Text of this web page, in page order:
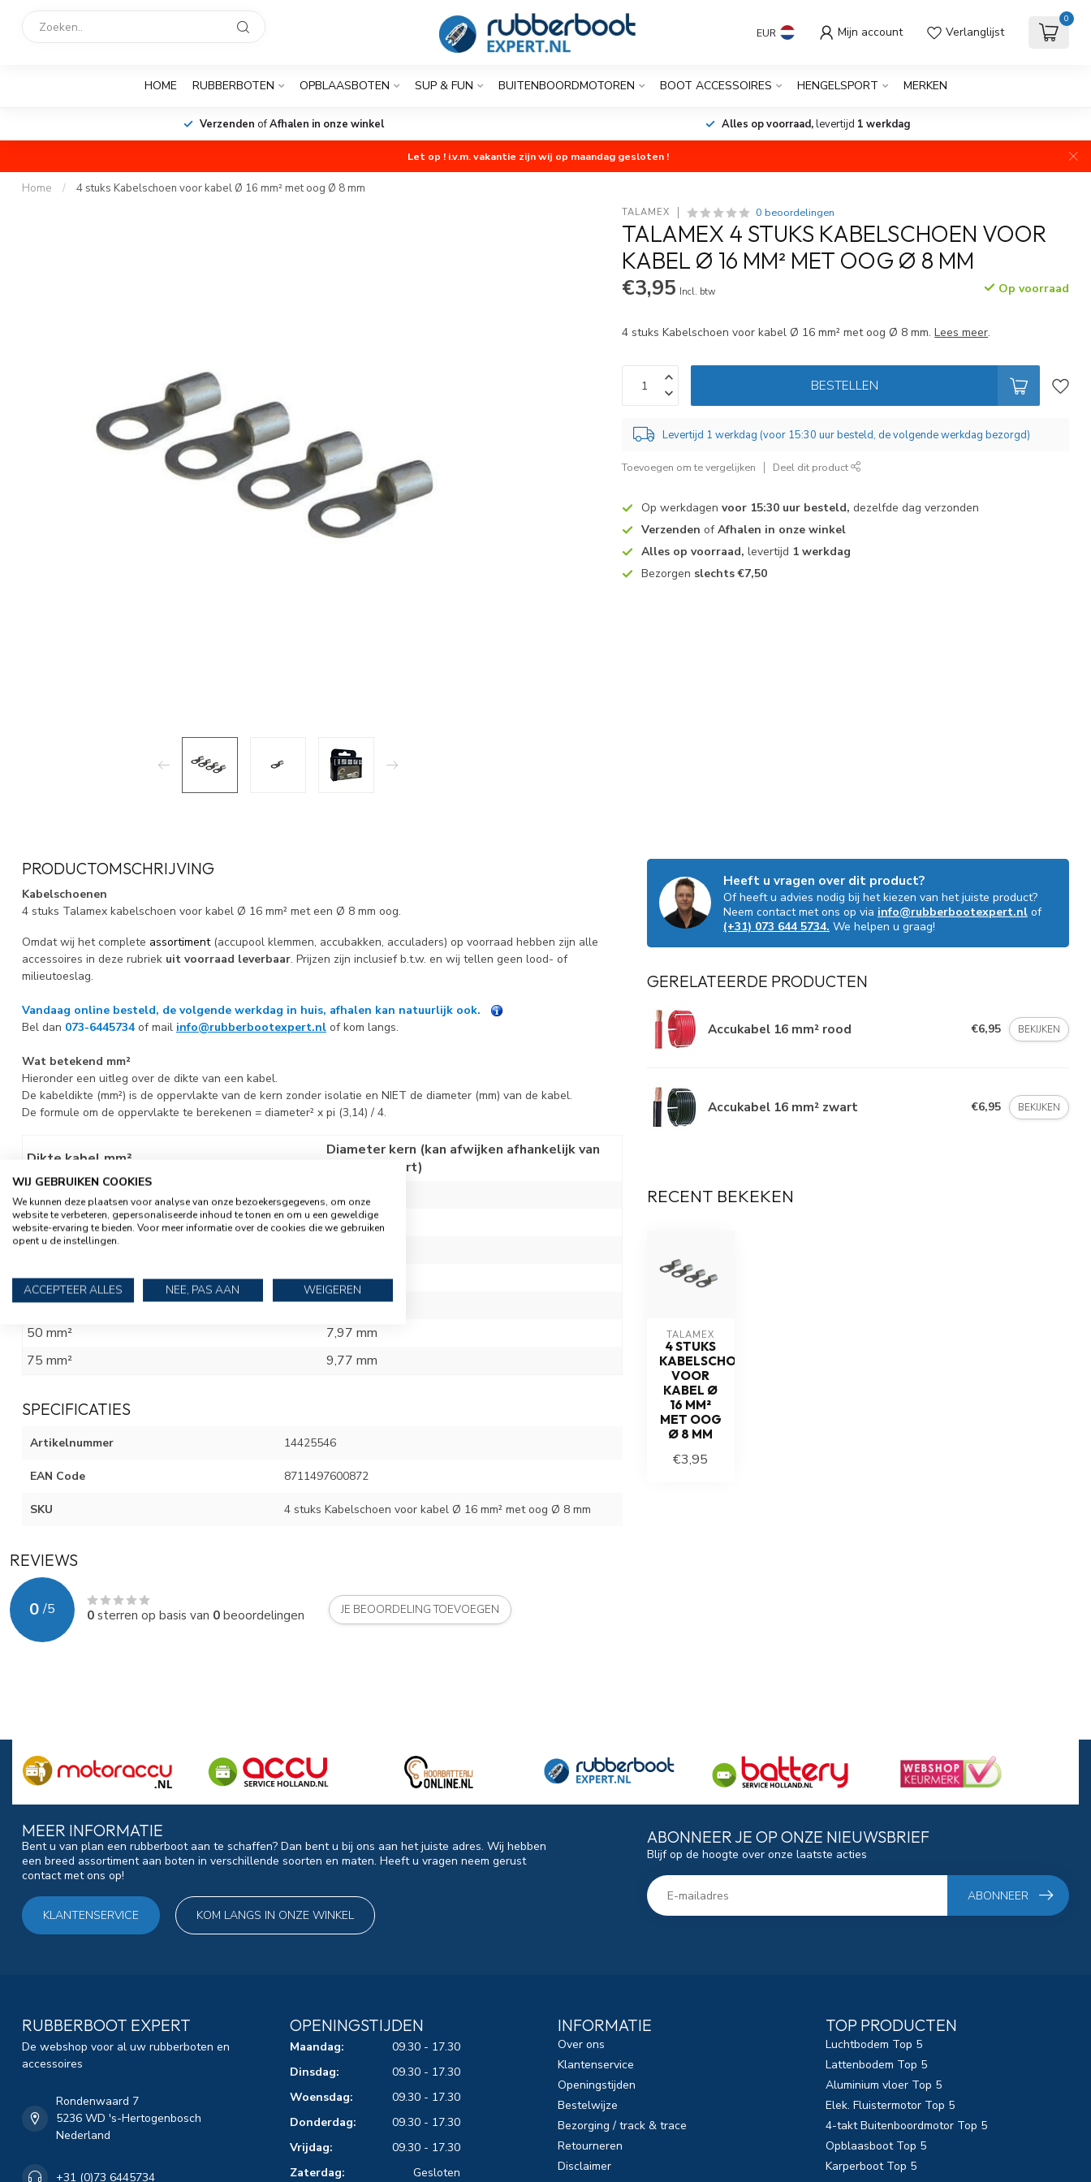
EUR Mijn account Verlanglijst
0
HOME RUBBERBOTEN OPBLAASBOTEN SUP & FUN BUITENBOORDMOTOREN BOOT ACCESSOIRES HENGELSPORT MERKEN
Verzenden ofAfhalen in onze winkel Alles op voorraad,levertijd 1 werkdag
Let op ! i.v.m. vakantie zijn wij op maandag gesloten !
Home / 4 stuks Kabelschoen voor kabel Ø 16 mm² met oog Ø 8 mm
TALAMEX 0 beoordelingen
TALAMEX 4 STUKS KABELSCHOEN VOOR
KABEL Ø 16 MM² MET OOG Ø 8 MM
€3,95 Incl. btw Op voorraad
4 stuks Kabelschoen voor kabel Ø 16 mm² met oog Ø 8 mm.Lees meer.
BESTELLEN
Levertijd 1 werkdag (voor 15:30 uur besteld, de volgende werkdag bezorgd)
Toevoegen om te vergelijken Deel dit product
Op werkdagenvoor 15:30 uur besteld, dezelfde dag verzonden
Verzenden ofAfhalen in onze winkel
Alles op voorraad, levertijd 1 werkdag
Bezorgen slechts €7,50
PRODUCTOMSCHRIJVING
Kabelschoenen
4 stuks Talamex kabelschoen voor kabel Ø 16 mm² met een Ø 8 mm oog.
Omdat wij het complete assortiment(accupool klemmen, accubakken, acculaders) op voorraad hebben zijn alle
accessoires in deze rubriek uit voorraad leverbaar. Prijzen zijn inclusief b.t.w. en wij tellen geen lood- of
milieutoeslag.
Vandaag online besteld, de volgende werkdag in huis, afhalen kan natuurlijk ook.
Bel dan 073-6445734 of mail info@rubberbootexpert.nl of kom langs.
Wat betekend mm²
Hieronder een uitleg over de dikte van een kabel.
De kabeldikte (mm²) is de oppervlakte van de kern zonder isolatie en NIET de diameter (mm) van de kabel.
De formule om de oppervlakte te berekenen = diameter² x pi (3,14) / 4.
Dikte kabel mm²
Diameter kern (kan afwijken afhankelijk van
de kopersoort)
6 mm²
10 mm²
3,56 mm
16 mm²
25 mm²
5,64 mm
35 mm²
6,67 mm
50 mm²
7,97 mm
75 mm²
9,77 mm
SPECIFICATIES
Artikelnummer 14425546
EAN Code 8711497600872
SKU 4 stuks Kabelschoen voor kabel Ø 16 mm² met oog Ø 8 mm
Heeft u vragen over dit product?
Of heeft u advies nodig bij het kiezen van het juiste product?
Neem contact met ons op via info@rubberbootexpert.nl of
(+31) 073 644 5734. We helpen u graag!
GERELATEERDE PRODUCTEN
Accukabel 16 mm² rood €6,95 BEKIJKEN
Accukabel 16 mm² zwart €6,95 BEKIJKEN
RECENT BEKEKEN
TALAMEX
4 STUKS
KABELSCHOEN
VOOR
KABEL Ø
16 MM²
MET OOG
Ø 8 MM
€3,95
REVIEWS
0 /5 0sterren op basis van 0beoordelingen JE BEOORDELING TOEVOEGEN
MEER INFORMATIE
Bent u van plan een rubberboot aan te schaffen? Dan bent u bij ons aan het juiste adres. Wij hebben
een breed assortiment aan boten in verschillende soorten en maten. Heeft u vragen neem gerust
contact met ons op!
KLANTENSERVICE KOM LANGS IN ONZE WINKEL
ABONNEER JE OP ONZE NIEUWSBRIEF
Blijf op de hoogte over onze laatste acties
ABONNEER
RUBBERBOOT EXPERT
De webshop voor al uw rubberboten en
accessoires
Rondenwaard 7
5236 WD 's-Hertogenbosch
Nederland
+31 (0)73 6445734
OPENINGSTIJDEN
Maandag:
09.30 - 17.30
Dinsdag:
09.30 - 17.30
Woensdag:
09.30 - 17.30
Donderdag:
09.30 - 17.30
Vrijdag:
09.30 - 17.30
Zaterdag:
Gesloten
INFORMATIE
Over ons
Klantenservice
Openingstijden
Bestelwijze
Bezorging / track & trace
Retourneren
Disclaimer
TOP PRODUCTEN
Luchtbodem Top 5
Lattenbodem Top 5
Aluminium vloer Top 5
Elek. Fluistermotor Top 5
4-takt Buitenboordmotor Top 5
Opblaasboot Top 5
Karperboot Top 5
WIJ GEBRUIKEN COOKIES
We kunnen deze plaatsen voor analyse van onze bezoekersgegevens, om onze
website te verbeteren, gepersonaliseerde inhoud te tonen en om u een geweldige
website-ervaring te bieden. Voor meer informatie over de cookies die we gebruiken
opent u de instellingen.
ACCEPTEER ALLES NEE, PAS AAN WEIGEREN